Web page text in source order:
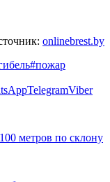
onlinebrest.by
#пожар
TelegramViber
метров по склону